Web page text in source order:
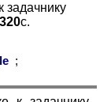
задачнику
с.
;